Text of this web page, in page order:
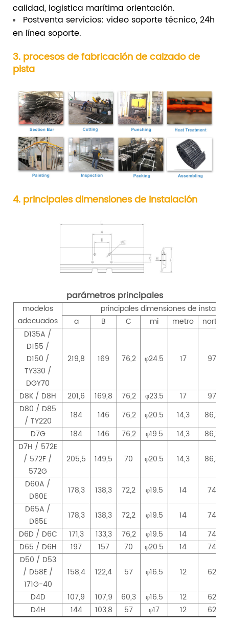
calidad, logistica marítima orientación.
Postventa servicios: video soporte técnico, 24h
en línea soporte.
3. procesos de fabricación de calzado de
pista
4. principales dimensiones de instalación
parámetros principales
modelos
adecuados
principales dimensiones de
a
B C mi metro
norte
D135A /
D155 /
D150 /
TY330 /
DGY70
219,8 169 76,2 φ24.5 17 97
D8K / D8H 201,6 169,8 76,2 φ23.5 17
97
D80 / D85
/ TY220
184 146 76,2 φ20.5 14,3
86,3
D7G
184 146 76,2 φ19.5 14,3
86,3
D7H / 572E
/ 572F /
572G
205,5 149,5 70 φ20.5 14,3 86,3
D60A /
D60E
178,3 138,3 72,2 φ19.5 14
74
D65A /
D65E
178,3 138,3 72,2 φ19.5 14
74
D6D / D6C
171,3 133,3 76,2 φ19.5 14
74
D65 / D6H
197 157 70 φ20.5 14
74
D50 / D53
/ D58E /
171G-40
158,4 122,4 57 φ16.5 12 62
D4D 107,9 107,9 60,3 φ16.5 12
62
D4H
144 103,8 57 φ17 12
62